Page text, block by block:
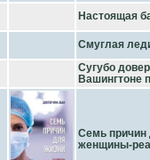
Настоящая
Смуглая
Сугубо
Вашингтоне
Семь причин
женщины-